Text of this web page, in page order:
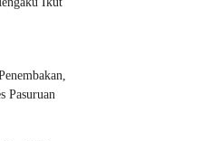
Pasuruan